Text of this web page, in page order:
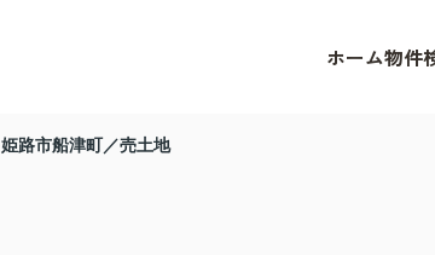
ホーム物件
姫路市船津町／売土地